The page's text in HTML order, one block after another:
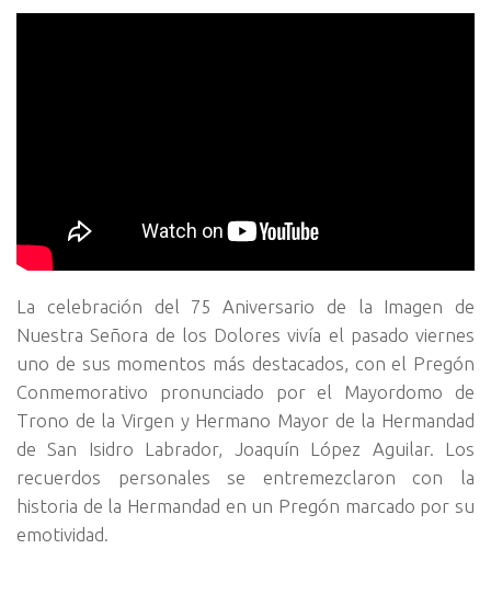
La celebración del 75 Aniversario de la Imagen de
Nuestra Señora de los Dolores vivía el pasado viernes
uno de sus momentos más destacados, con el Pregón
Conmemorativo pronunciado por el Mayordomo de
Trono de la Virgen y Hermano Mayor de la Hermandad
de San Isidro Labrador, Joaquín López Aguilar. Los
recuerdos personales se entremezclaron con la
historia de la Hermandad en un Pregón marcado por su
emotividad.